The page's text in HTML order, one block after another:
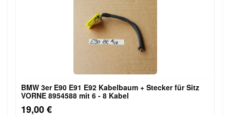
BMW 3er E90 E91 E92 Kabelbaum + Stecker für Sitz
VORNE 8954588 mit 6 - 8 Kabel
19,00 €